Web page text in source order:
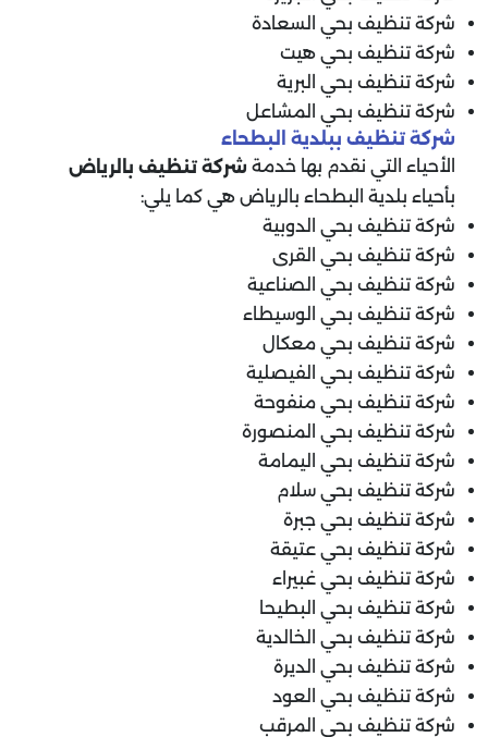
شركة تنظيف بحي السعادة
شركة تنظيف بحي هيت
شركة تنظيف بحي البرية
شركة تنظيف بحي المشاعل
شركة تنظيف ببلدية البطحاء
الأحياء التي نقدم بها خدمة شركة تنظيف بالرياض
بأحياء بلدية البطحاء بالرياض هي كما يلي:
شركة تنظيف بحي الدوبية
شركة تنظيف بحي القرى
شركة تنظيف بحي الصناعية
شركة تنظيف بحي الوسيطاء
شركة تنظيف بحي معكال
شركة تنظيف بحي الفيصلية
شركة تنظيف بحي منفوحة
شركة تنظيف بحي المنصورة
شركة تنظيف بحي اليمامة
شركة تنظيف بحي سلام
شركة تنظيف بحي جبرة
شركة تنظيف بحي عتيقة
شركة تنظيف بحي غبيراء
شركة تنظيف بحي البطيحا
شركة تنظيف بحي الخالدية
شركة تنظيف بحي الديرة
شركة تنظيف بحي العود
شركة تنظيف بحي المرقب